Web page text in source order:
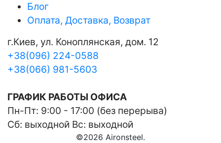
Блог
Оплата, Доставка, Возврат
г.Киев, ул. Коноплянская, дом. 12
+38(096) 224-0588
+38(066) 981-5603
ГРАФИК РАБОТЫ ОФИСА
Пн-Пт: 9:00 - 17:00 (без перерыва)
Сб: выходной Вс: выходной
©2026 Aironsteel.